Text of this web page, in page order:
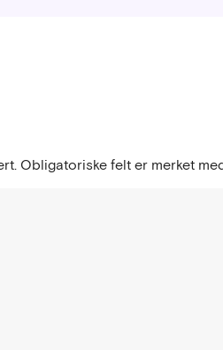
Obligatoriske felt er merket